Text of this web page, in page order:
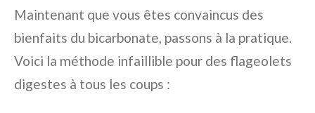
Maintenant que vous êtes convaincus des
bienfaits du bicarbonate, passons à la pratique.
Voici la méthode infaillible pour des flageolets
digestes à tous les coups :